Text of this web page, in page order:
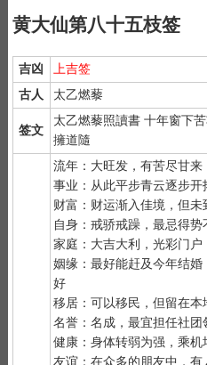
黄大仙第八十五枝签
吉凶
上吉签
古人
太乙燃藜
签文
太乙燃藜照讀書 十年窗下
擁道隨
流年：大旺发，有苦尽甘来
事业：从此平步青云逐步开
财富：财运渐入佳境，但未
自身：戒骄戒躁，最忌得势
家庭：大吉大利，光彩门
姻缘：最好能赶及今年结
好
移居：可以移民，但留在本
名誉：名成，最宜担任社团
健康：身体转弱为强，乘机
友谊：在众多的朋友中，有
抽签前先净手后双手合十虔诚
默念自己姓名、出生时间、居
情；最后点上面的签筒开始抽签
很高。
抽签的时间：中午十二点左右